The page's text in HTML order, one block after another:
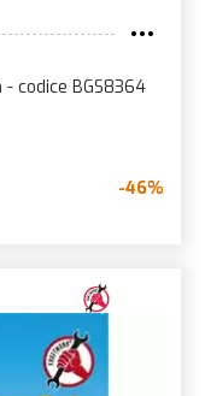
codice BGS8364
-46%